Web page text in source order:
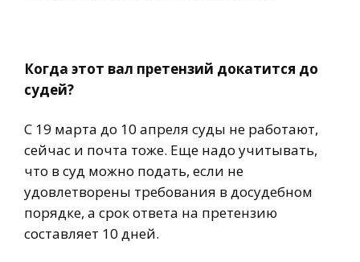
Когда этот вал претензий докатится до
судей?
С 19 марта до 10 апреля суды не работают,
сейчас и почта тоже. Еще надо учитывать,
что в суд можно подать, если не
удовлетворены требования в досудебном
порядке, а срок ответа на претензию
составляет 10 дней.